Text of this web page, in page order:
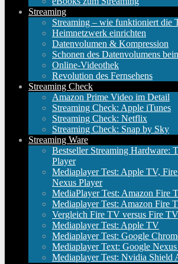
Streaming
Streaming – wie funktioniert die
Heimnetzwerk einrichten
Datenvolumen & Kompression
Schonen des Datenvolumens
Online-Videothek
Revolution des Fernsehens
Streaming Check
Amazon Prime Video im Detail
Streaming Check: Apple iTunes
Streaming Check: Netflix
Streaming Check: Snap by Sky
Streaming Ware
Bestseller Streaming Hardware:
Player
Mediaplayer Test: Apple TV,
Nexus Player
MediaPlayer Test: Amazon Fire
Mediaplayer Test: Amazon Fire
Vergleich Fire TV versus Fire
Mediaplayer Test: Apple TV
Mediaplayer Test: Google
Mediaplayer Text: Google
Mediaplayer Test: Nvidia Shield